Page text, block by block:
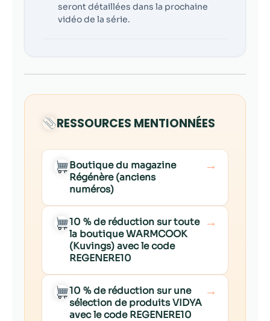
seront détaillées dans la prochaine
vidéo de la série.
RESSOURCES MENTIONNÉES
Boutique du magazine
Régénère (anciens
numéros)
→
10 % de réduction sur toute
la boutique WARMCOOK
(Kuvings) avec le code
REGENERE10
→
10 % de réduction sur une
sélection de produits VIDYA
avec le code REGENERE10
→